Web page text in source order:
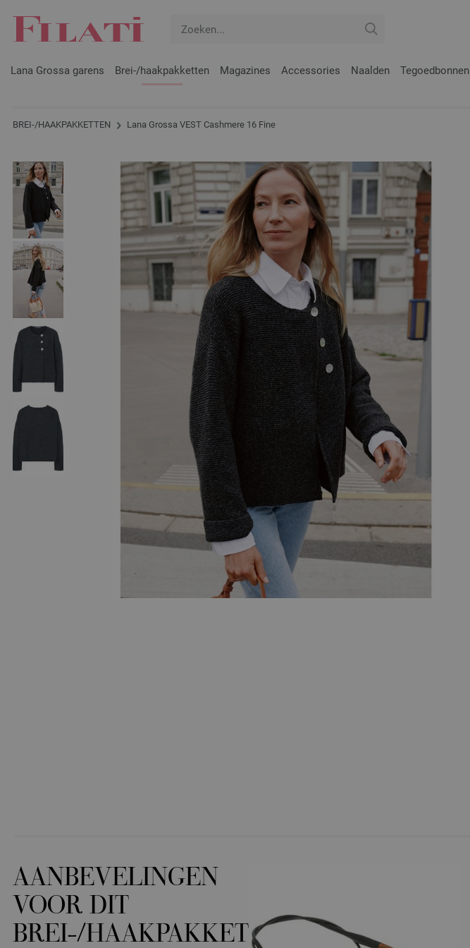
Lana Grossa garens Brei-/haakpakketten Magazines Accessories Naalden Tegoedbonnen
BREI-/HAAKPAKKETTEN Lana Grossa VEST Cashmere 16 Fine
AANBEVELINGEN
VOOR DIT
BREI-/HAAKPAKKET